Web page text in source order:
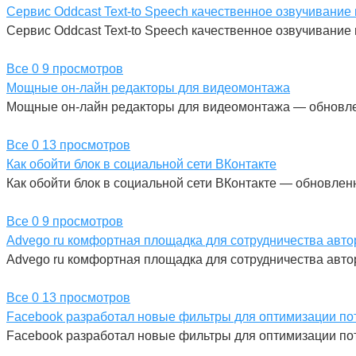
Сервис Oddcast Text-to Speech качественное озвучивание
Сервис Oddcast Text-to Speech качественное
Все 0 9 просмотров
Мощные он-лайн редакторы для видеомонтажа
Мощные он-лайн редакторы для видеомонтажа —
Все 0 13 просмотров
Как обойти блок в социальной сети ВКонтакте
Как обойти блок в социальной сети ВКонтакте —
Все 0 9 просмотров
Advego ru комфортная площадка для сотрудничества
Advego ru комфортная площадка для сотрудничества
Все 0 13 просмотров
Facebook разработал новые фильтры для оптимизации
Facebook разработал новые фильтры для оптимизации